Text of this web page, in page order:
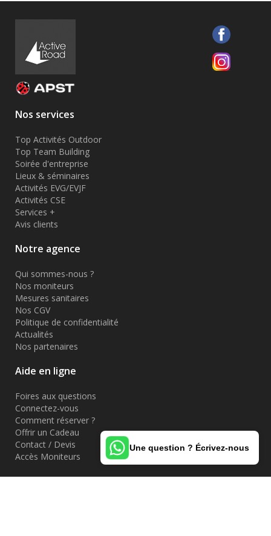
Nos services
Top Activités Outdoor
Top Team Building
Soirée d'entreprise
Lieux & séminaires
Activités EVG/EVJF
Activités CSE
Services +
Avis clients
Notre agence
Qui sommes-nous ?
Nos moniteurs
Mesures sanitaires
Nos CGV
Politique de confidentialité
Actualités
Nos partenaires
Aide en ligne
Foires aux questions
Connectez-vous
Comment réserver ?
Offrir un Cadeau
Contact / Devis
Accès Moniteurs
Une question ? Écrivez-nous